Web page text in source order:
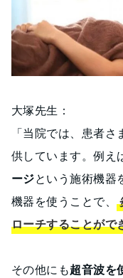
大塚先生：
「当院では、患者
供しています。例え
ージという施術機器
機器を使うことで、
ローチすることがで
その他にも超音波を